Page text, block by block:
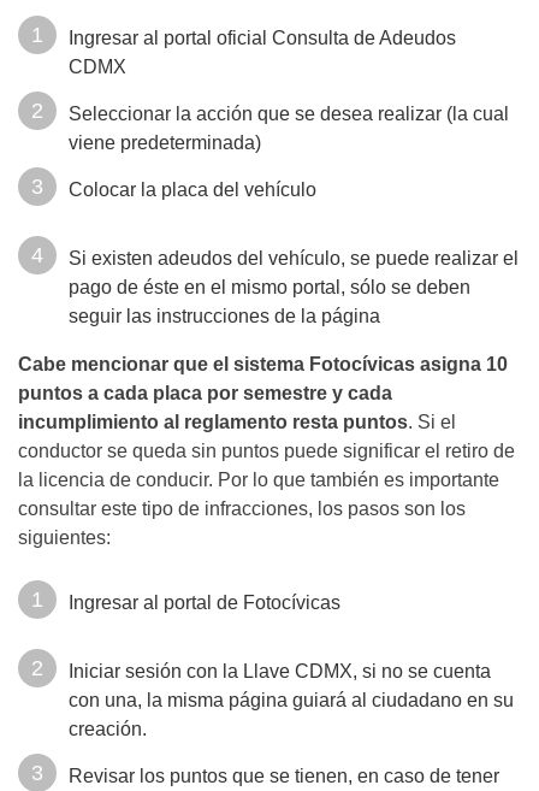
Ingresar al portal oficial Consulta de Adeudos
CDMX
Seleccionar la acción que se desea realizar (la cual
viene predeterminada)
Colocar la placa del vehículo
Si existen adeudos del vehículo, se puede realizar el
pago de éste en el mismo portal, sólo se deben
seguir las instrucciones de la página
Cabe mencionar que el sistema Fotocívicas asigna 10
puntos a cada placa por semestre y cada
incumplimiento al reglamento resta puntos. Si el
conductor se queda sin puntos puede significar el retiro de
la licencia de conducir. Por lo que también es importante
consultar este tipo de infracciones, los pasos son los
siguientes:
Ingresar al portal de Fotocívicas
Iniciar sesión con la Llave CDMX, si no se cuenta
con una, la misma página guiará al ciudadano en su
creación.
Revisar los puntos que se tienen, en caso de tener